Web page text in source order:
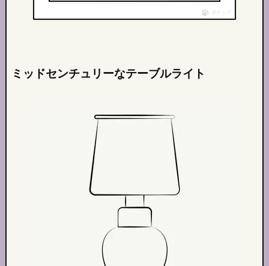
ポチップ
ミッドセンチュリーなテーブルライト